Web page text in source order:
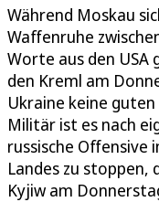
Während Moskau
Waffenruhe
Worte aus den USA
den Kreml am
Ukraine keine
Militär ist es nach
russische Offensive
Landes zu stoppen,
Kyjiw am